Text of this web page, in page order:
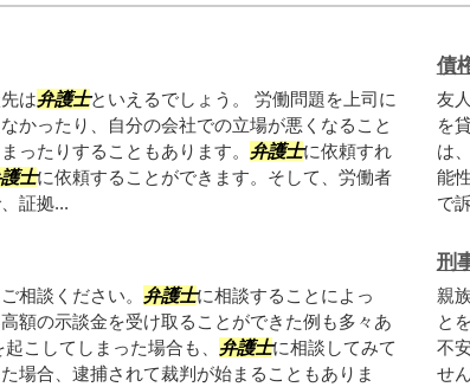
は弁護士といえるでしょう。 労働問題を上司に
かったり、自分の会社での立場が悪くなること
ったりすることもあります。 弁護士に依頼すれ
士に依頼することができます。そして、労働者
証拠...
債
友
を
は、
能
で
相談ください。 弁護士に相談することによっ
額の示談金を受け取ることができた例も多々あ
こしてしまった場合も、 弁護士に相談してみて
場合、逮捕されて裁判が始まることもありま
刑
親
と
不
せん